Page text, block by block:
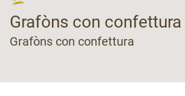
Grafòns con confettura
Grafòns con confettura